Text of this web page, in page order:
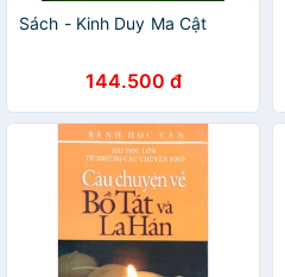
Sách - Kinh Duy Ma Cật
144.500 đ